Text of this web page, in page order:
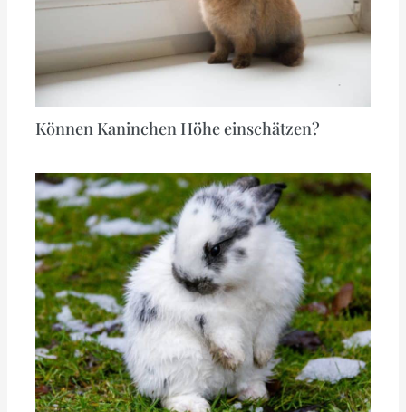
Können Kaninchen Höhe einschätzen?